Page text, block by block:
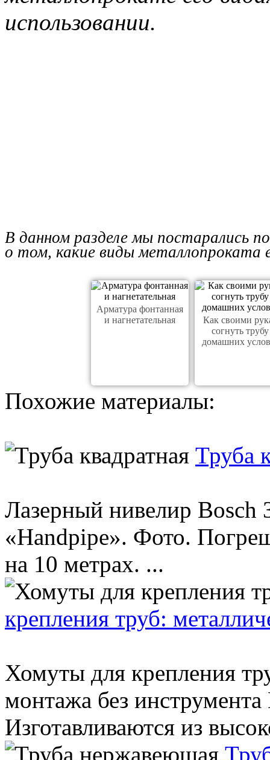
использовании.
В данном разделе мы постарались
о том, какие виды металлопроката
Арматура фонтанная
и нагнетательная
Как своими
согнуть
домашних
Похожие материалы:
Труба
Лазерный нивелир Bosch
«Handpipe». Фото.
на 10 метрах. ...
крепления труб:
Хомуты для крепления
монтажа без
Изготавливаются из